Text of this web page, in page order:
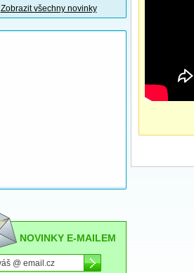
Zobrazit všechny novinky
NOVINKY E-MAILEM